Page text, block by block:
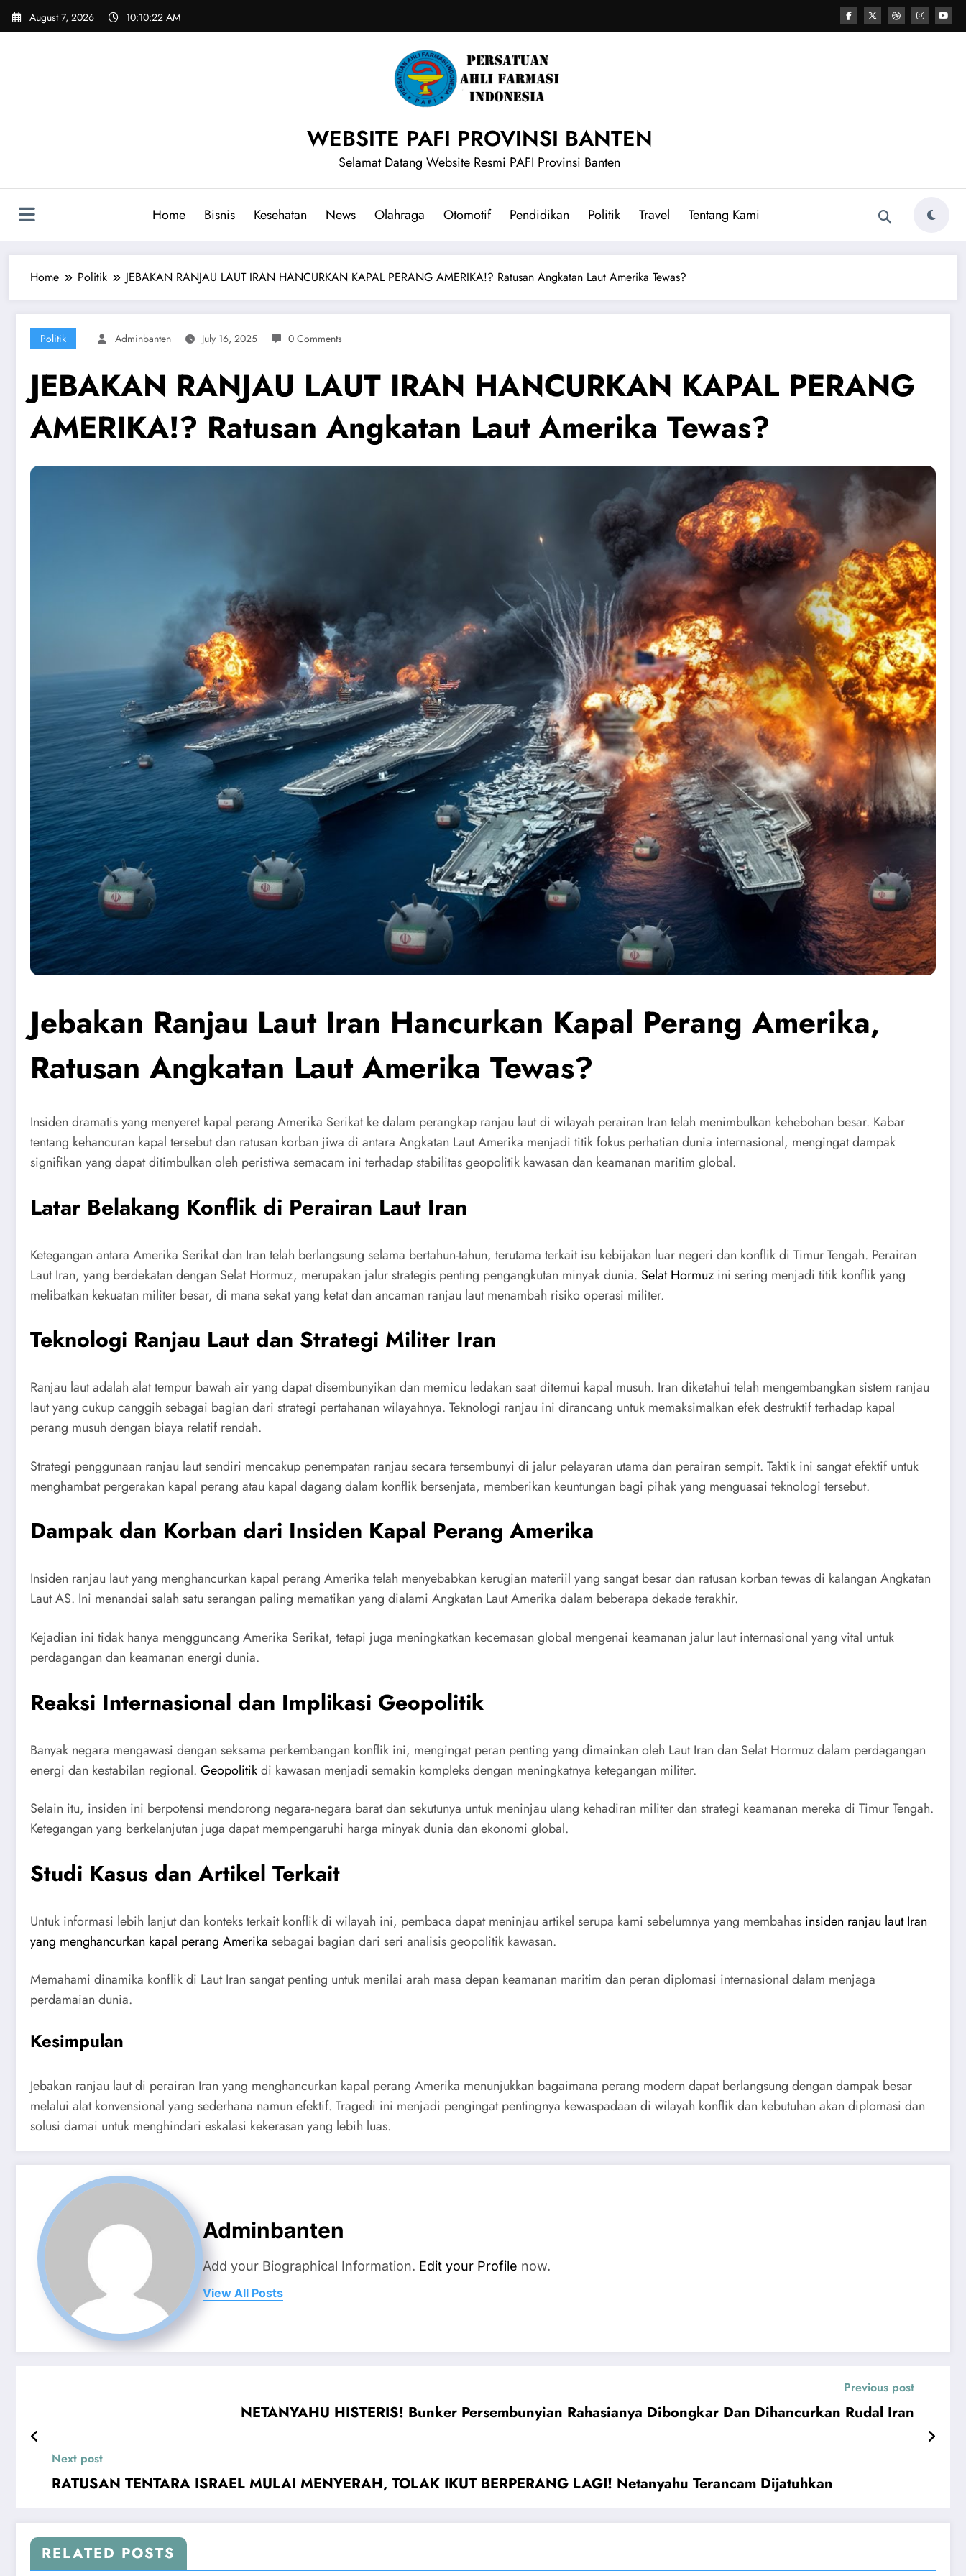
Skip
August 7, 2026 10:10:24 AM
WEBSITE PAFI PROVINSI BANTEN
Selamat Datang Website Resmi PAFI Provinsi Banten
Home Bisnis Kesehatan News Olahraga Otomotif Pendidikan Politik Travel Tentang Kami
Home Politik JEBAKAN RANJAU LAUT IRAN HANCURKAN KAPAL PERANG AMERIKA!? Ratusan Angkatan Laut Amerika Tewas?
Politik Adminbanten July 16, 2025 0 Comments
JEBAKAN RANJAU LAUT IRAN HANCURKAN KAPAL PERANG
AMERIKA!? Ratusan Angkatan Laut Amerika Tewas?
Jebakan Ranjau Laut Iran Hancurkan Kapal Perang Amerika,
Ratusan Angkatan Laut Amerika Tewas?
Insiden dramatis yang menyeret kapal perang Amerika Serikat ke dalam perangkap ranjau laut di wilayah perairan Iran telah menimbulkan kehebohan besar. Kabar
tentang kehancuran kapal tersebut dan ratusan korban jiwa di antara Angkatan Laut Amerika menjadi titik fokus perhatian dunia internasional, mengingat dampak
signifikan yang dapat ditimbulkan oleh peristiwa semacam ini terhadap stabilitas geopolitik kawasan dan keamanan maritim global.
Latar Belakang Konflik di Perairan Laut Iran
Ketegangan antara Amerika Serikat dan Iran telah berlangsung selama bertahun-tahun, terutama terkait isu kebijakan luar negeri dan konflik di Timur Tengah. Perairan
Laut Iran, yang berdekatan dengan Selat Hormuz, merupakan jalur strategis penting pengangkutan minyak dunia. Selat Hormuz ini sering menjadi titik konflik yang
melibatkan kekuatan militer besar, di mana sekat yang ketat dan ancaman ranjau laut menambah risiko operasi militer.
Teknologi Ranjau Laut dan Strategi Militer Iran
Ranjau laut adalah alat tempur bawah air yang dapat disembunyikan dan memicu ledakan saat ditemui kapal musuh. Iran diketahui telah mengembangkan sistem ranjau
laut yang cukup canggih sebagai bagian dari strategi pertahanan wilayahnya. Teknologi ranjau ini dirancang untuk memaksimalkan efek destruktif terhadap kapal
perang musuh dengan biaya relatif rendah.
Strategi penggunaan ranjau laut sendiri mencakup penempatan ranjau secara tersembunyi di jalur pelayaran utama dan perairan sempit. Taktik ini sangat efektif untuk
menghambat pergerakan kapal perang atau kapal dagang dalam konflik bersenjata, memberikan keuntungan bagi pihak yang menguasai teknologi tersebut.
Dampak dan Korban dari Insiden Kapal Perang Amerika
Insiden ranjau laut yang menghancurkan kapal perang Amerika telah menyebabkan kerugian materiil yang sangat besar dan ratusan korban tewas di kalangan Angkatan
Laut AS. Ini menandai salah satu serangan paling mematikan yang dialami Angkatan Laut Amerika dalam beberapa dekade terakhir.
Kejadian ini tidak hanya mengguncang Amerika Serikat, tetapi juga meningkatkan kecemasan global mengenai keamanan jalur laut internasional yang vital untuk
perdagangan dan keamanan energi dunia.
Reaksi Internasional dan Implikasi Geopolitik
Banyak negara mengawasi dengan seksama perkembangan konflik ini, mengingat peran penting yang dimainkan oleh Laut Iran dan Selat Hormuz dalam perdagangan
energi dan kestabilan regional. Geopolitikdi kawasan menjadi semakin kompleks dengan meningkatnya ketegangan militer.
Selain itu, insiden ini berpotensi mendorong negara-negara barat dan sekutunya untuk meninjau ulang kehadiran militer dan strategi keamanan mereka di Timur Tengah.
Ketegangan yang berkelanjutan juga dapat mempengaruhi harga minyak dunia dan ekonomi global.
Studi Kasus dan Artikel Terkait
Untuk informasi lebih lanjut dan konteks terkait konflik di wilayah ini, pembaca dapat meninjau artikel serupa kami sebelumnya yang membahas insiden ranjau laut Iran
yang menghancurkan kapal perang Amerika sebagai bagian dari seri analisis geopolitik kawasan.
Memahami dinamika konflik di Laut Iran sangat penting untuk menilai arah masa depan keamanan maritim dan peran diplomasi internasional dalam menjaga
perdamaian dunia.
Kesimpulan
Jebakan ranjau laut di perairan Iran yang menghancurkan kapal perang Amerika menunjukkan bagaimana perang modern dapat berlangsung dengan dampak besar
melalui alat konvensional yang sederhana namun efektif. Tragedi ini menjadi pengingat pentingnya kewaspadaan di wilayah konflik dan kebutuhan akan diplomasi dan
solusi damai untuk menghindari eskalasi kekerasan yang lebih luas.
Adminbanten
Add your Biographical Information. Edit your Profile now.
View All Posts
Previous post
NETANYAHU HISTERIS! Bunker Persembunyian Rahasianya Dibongkar Dan Dihancurkan Rudal Iran
Next post
RATUSAN TENTARA ISRAEL MULAI MENYERAH, TOLAK IKUT BERPERANG LAGI! Netanyahu Terancam Dijatuhkan
RELATED POSTS